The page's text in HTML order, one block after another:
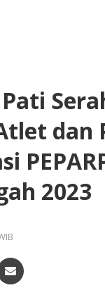
dan
2023